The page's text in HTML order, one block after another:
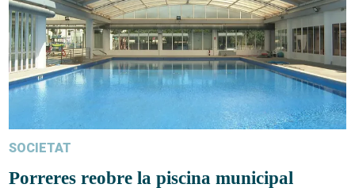
SOCIETAT
Porreres reobre la piscina municipal